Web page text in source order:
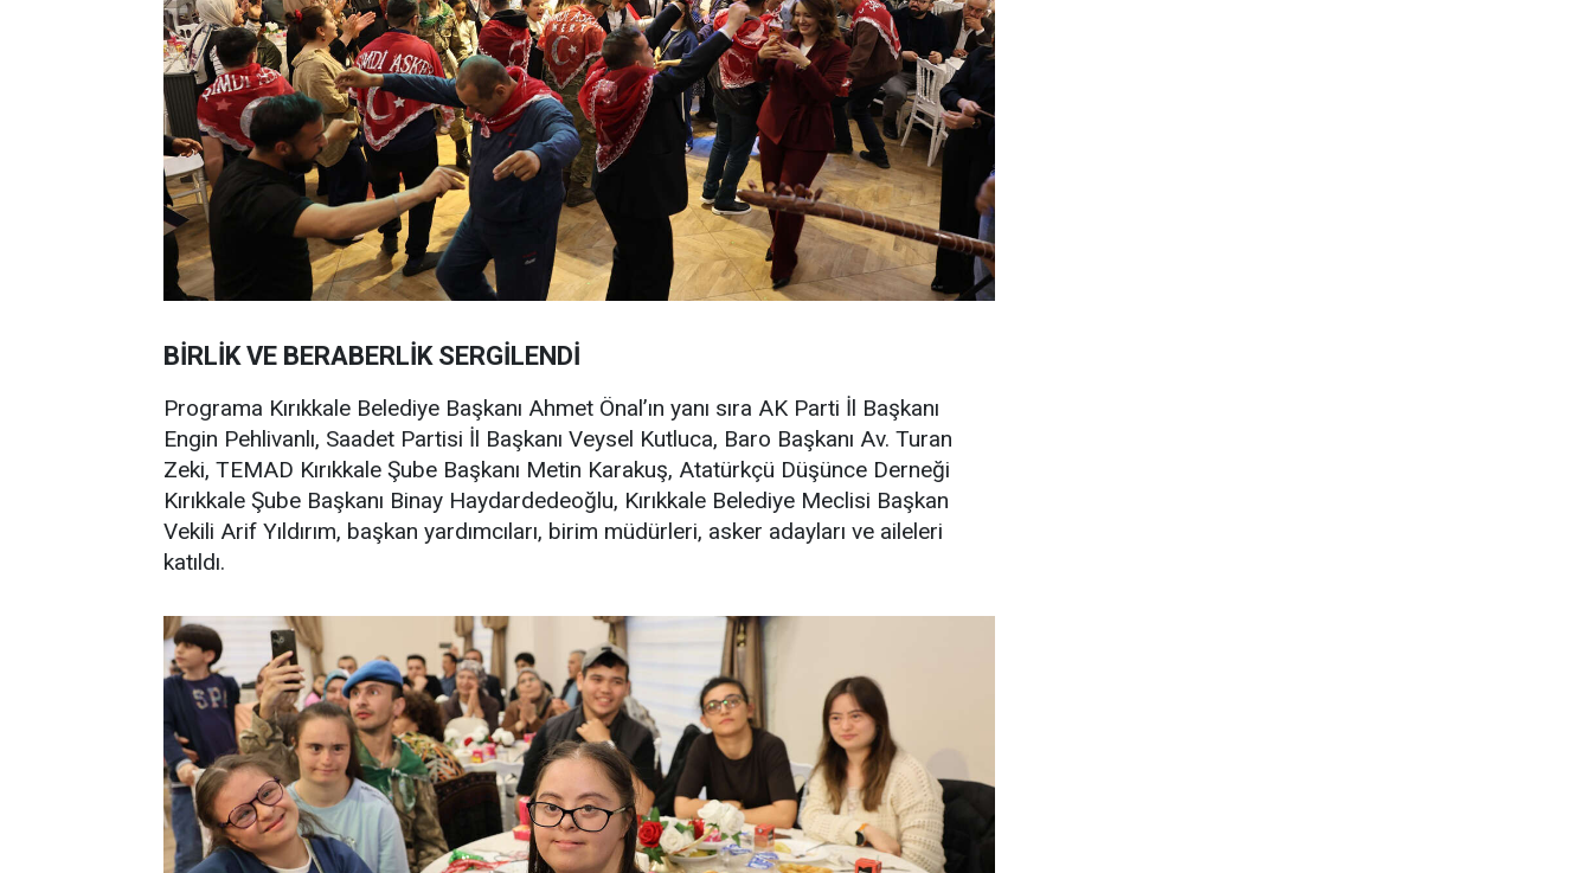
BİRLİK VE BERABERLİK SERGİLENDİ
Programa Kırıkkale Belediye Başkanı Ahmet Önal’ın yanı sıra AK Parti İl Başkanı
Engin Pehlivanlı, Saadet Partisi İl Başkanı Veysel Kutluca, Baro Başkanı Av. Turan
Zeki, TEMAD Kırıkkale Şube Başkanı Metin Karakuş, Atatürkçü Düşünce Derneği
Kırıkkale Şube Başkanı Binay Haydardedeoğlu, Kırıkkale Belediye Meclisi Başkan
Vekili Arif Yıldırım, başkan yardımcıları, birim müdürleri, asker adayları ve aileleri
katıldı.